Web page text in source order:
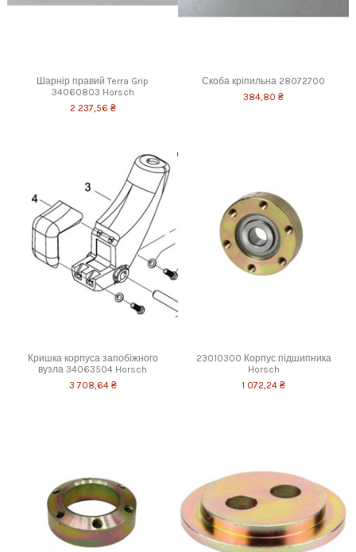
Шарнір правий Terra Grip
34060803 Horsch
2 237,56 ₴
Скоба кріпильна 28072700
384,80 ₴
Кришка корпуса запобіжного
вузла 34063504 Horsch
3 708,64 ₴
23010300 Корпус підшипника
Horsch
1 072,24 ₴